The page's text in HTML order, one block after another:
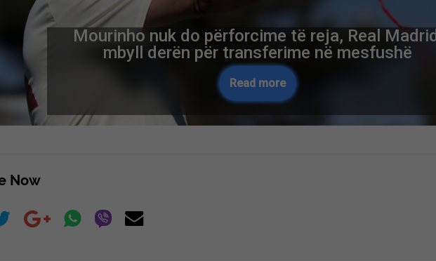
Aksident mes një treni dhe një veture në Fushë
Kosovë, lëndohet një person
Read more
Now